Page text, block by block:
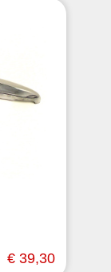
€ 39,30